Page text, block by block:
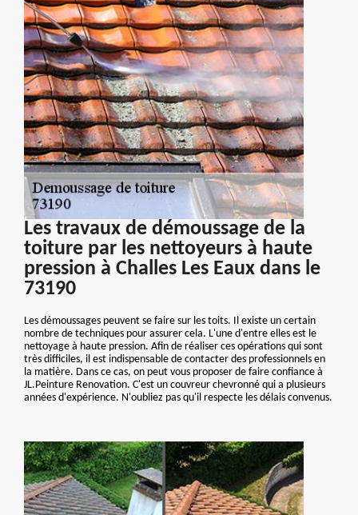
Les travaux de démoussage de la
toiture par les nettoyeurs à haute
pression à Challes Les Eaux dans le
73190
Les démoussages peuvent se faire sur les toits. Il existe un certain
nombre de techniques pour assurer cela. L'une d'entre elles est le
nettoyage à haute pression. Afin de réaliser ces opérations qui sont
très difficiles, il est indispensable de contacter des professionnels en
la matière. Dans ce cas, on peut vous proposer de faire confiance à
JL.Peinture Renovation. C'est un couvreur chevronné qui a plusieurs
années d'expérience. N'oubliez pas qu'il respecte les délais convenus.